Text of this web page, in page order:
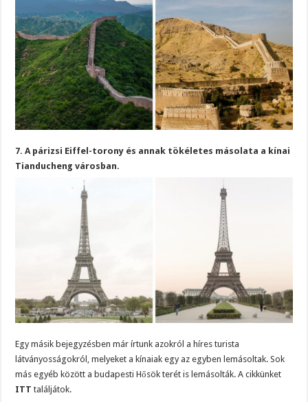
7. A párizsi Eiffel-torony és annak tökéletes másolata a kínai
Tianducheng városban.
Egy másik bejegyzésben már írtunk azokról a híres turista
látványosságokról, melyeket a kínaiak egy az egyben lemásoltak. Sok
más egyéb között a budapesti Hősök terét is lemásolták. A cikkünket
ITT találjátok.